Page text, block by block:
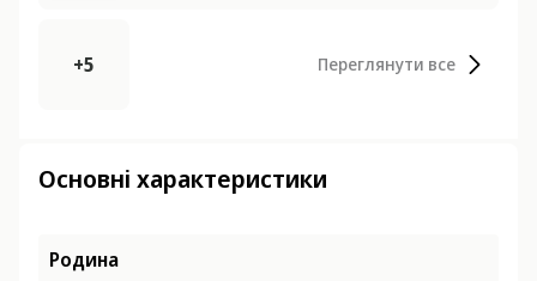
+5 Переглянути все
Основні характеристики
Родина